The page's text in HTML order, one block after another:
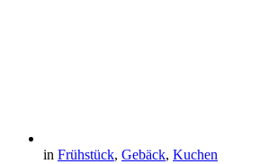
in Frühstück, Gebäck, Kuchen